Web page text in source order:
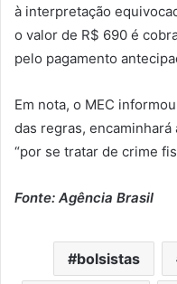
à interpretação
o valor de R$ 690 é
pelo pagamento
Em nota, o MEC
das regras,
“por se tratar de crime
Fonte: Agência Brasil
bolsistas